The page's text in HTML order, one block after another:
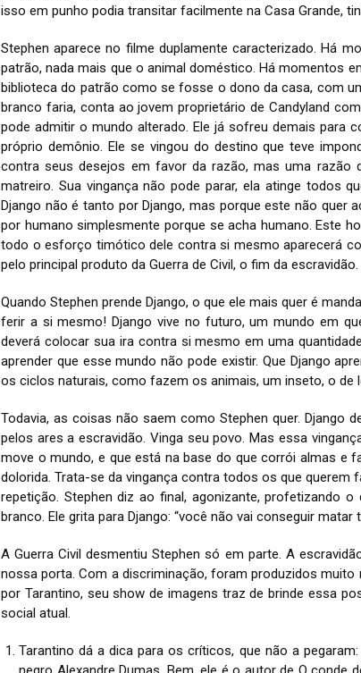
isso em punho podia transitar facilmente na Casa Grande,
Stephen aparece no filme duplamente caracterizado. Há
patrão, nada mais que o animal doméstico. Há momentos
biblioteca do patrão como se fosse o dono da casa, com
branco faria, conta ao jovem proprietário de Candyland
pode admitir o mundo alterado. Ele já sofreu demais para
próprio demônio. Ele se vingou do destino que teve
contra seus desejos em favor da razão, mas uma razão
matreiro. Sua vingança não pode parar, ela atinge todos
Django não é tanto por Django, mas porque este não quer
por humano simplesmente porque se acha humano. Este
todo o esforço timótico dele contra si mesmo aparecerá
pelo principal produto da Guerra de Civil, o fim da escravidão.
Quando Stephen prende Django, o que ele mais quer é
ferir a si mesmo! Django vive no futuro, um mundo em
deverá colocar sua ira contra si mesmo em uma
aprender que esse mundo não pode existir. Que Django
os ciclos naturais, como fazem os animais, um inseto, o de
Todavia, as coisas não saem como Stephen quer. Django
pelos ares a escravidão. Vinga seu povo. Mas essa
move o mundo, e que está na base do que corrói almas e
dolorida. Trata-se da vingança contra todos os que querem
repetição. Stephen diz ao final, agonizante, profetizando
branco. Ele grita para Django: “você não vai conseguir
A Guerra Civil desmentiu Stephen só em parte. A
nossa porta. Com a discriminação, foram produzidos
por Tarantino, seu show de imagens traz de brinde essa
social atual.
Tarantino dá a dica para os críticos, que não a